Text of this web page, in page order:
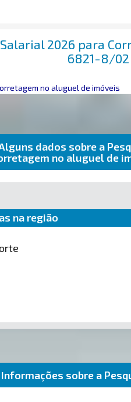
2026 para
6821-8/
no aluguel de imóveis
dados sobre a
no aluguel de
na região
Informações sobre a